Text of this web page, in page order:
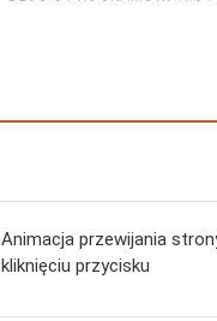
Metody numeryczne
Animacja przewijania
kliknięciu przycisku